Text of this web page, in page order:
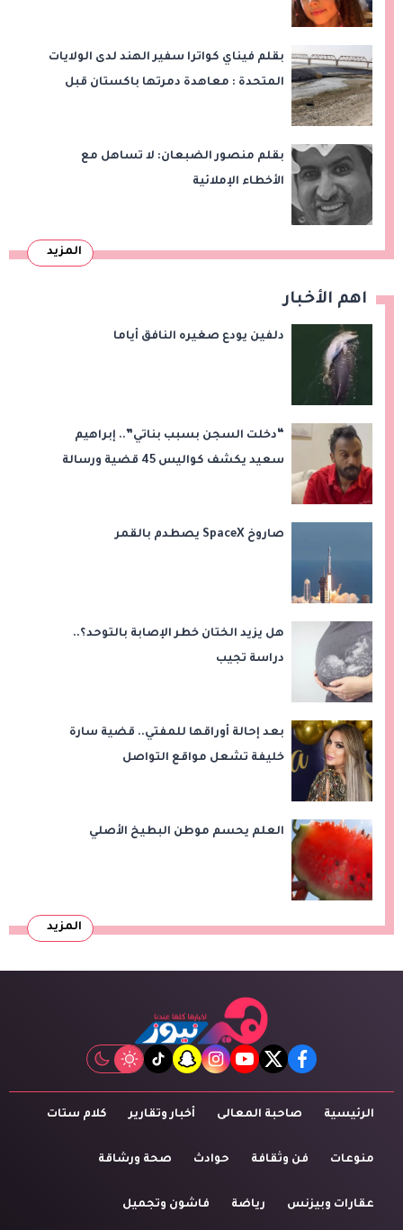
بقلم فيناي كواترا سفير الهند لدى الولايات
المتحدة : معاهدة دمرتها باكستان قبل
بقلم منصور الضبعان: لا تساهل مع
الأخطاء الإملائية
المزيد
اهم الأخبار
دلفين يودع صغيره النافق أياما
“دخلت السجن بسبب بناتي”.. إبراهيم
سعيد يكشف كواليس 45 قضية ورسالة
صاروخ SpaceX يصطدم بالقمر
هل يزيد الختان خطر الإصابة بالتوحد؟..
دراسة تجيب
بعد إحالة أوراقها للمفتي.. قضية سارة
خليفة تشعل مواقع التواصل
العلم يحسم موطن البطيخ الأصلي
المزيد
facebook
twitter
youtube
instagram
snapchat
tiktok
الرئيسية صاحبة المعالى أخبار وتقارير كلام ستات
منوعات فن وثقافة حوادث صحة ورشاقة
عقارات وبيزنس رياضة فاشون وتجميل